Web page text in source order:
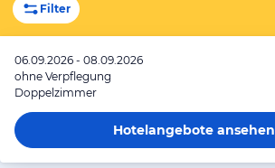
Filter
06.09.2026 - 08.09.2026
ohne Verpflegung
Doppelzimmer
Hotelangeboteansehen